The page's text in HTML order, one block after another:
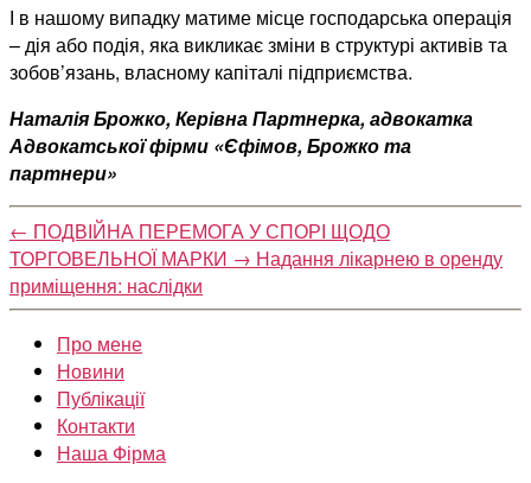
І в нашому випадку матиме місце господарська операція
– дія або подія, яка викликає зміни в структурі активів та
зобов’язань, власному капіталі підприємства.
Наталія Брожко, Керівна Партнерка, адвокатка
Адвокатської фірми «Єфімов, Брожко та
партнери»
← ПОДВІЙНА ПЕРЕМОГА У СПОРІ ЩОДО
ТОРГОВЕЛЬНОЇ МАРКИ → Надання лікарнею в оренду
приміщення: наслідки
Про мене
Новини
Публікації
Контакти
Наша Фірма